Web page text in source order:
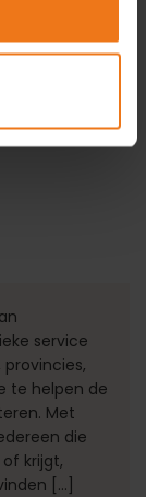
service
te helpen de
Met
die
krijgt,
[…]